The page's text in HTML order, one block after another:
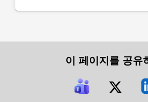
이 페이지를 공유